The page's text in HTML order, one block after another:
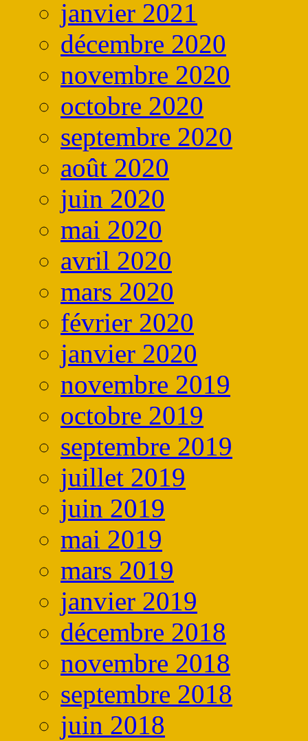
janvier 2021
décembre 2020
novembre 2020
octobre 2020
septembre 2020
août 2020
juin 2020
mai 2020
avril 2020
mars 2020
février 2020
janvier 2020
novembre 2019
octobre 2019
septembre 2019
juillet 2019
juin 2019
mai 2019
mars 2019
janvier 2019
décembre 2018
novembre 2018
septembre 2018
juin 2018